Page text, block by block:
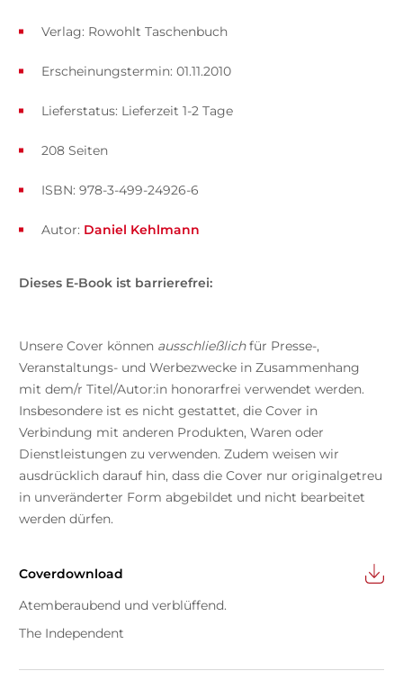
Verlag: Rowohlt Taschenbuch
Erscheinungstermin: 01.11.2010
Lieferstatus: Lieferzeit 1-2 Tage
ISBN: 978-3-499-24926-6
208 Seiten
Autor: Daniel Kehlmann
Dieses E-Book ist barrierefrei:
Unsere Cover können ausschließlichfür Presse-,
Veranstaltungs- und Werbezwecke in Zusammenhang
mit dem/r Titel/Autor:in honorarfrei verwendet werden.
Insbesondere ist es nicht gestattet, die Cover in
Verbindung mit anderen Produkten, Waren oder
Dienstleistungen zu verwenden. Zudem weisen wir
ausdrücklich darauf hin, dass die Cover nur originalgetreu
in unveränderter Form abgebildet und nicht bearbeitet
werden dürfen.
Coverdownload
Atemberaubend und verblüffend.
The Independent